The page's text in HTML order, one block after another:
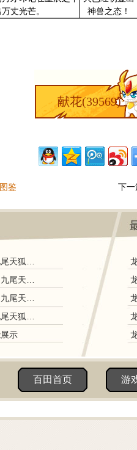
丈光芒。
神兽之态！
献花(39569)
鉴 下一
龙斗士九尾天狐的挑战 九尾天狐怎么打
龙斗士九尾天狐守护什么 九尾天狐属性
龙斗士九尾天狐技能展示 九尾天狐解析
龙斗士九尾天狐怎么得 九尾天狐怎么捉
示
百田首页 游